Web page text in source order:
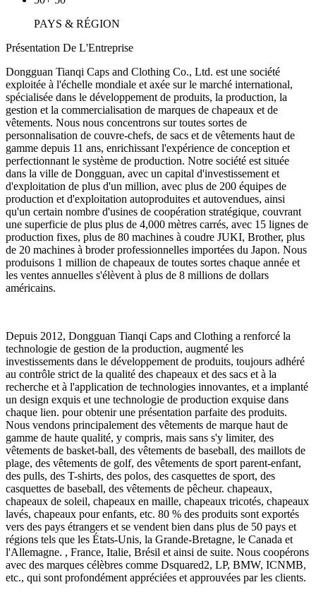
PAYS & RÉGION
Présentation De L'Entreprise
Dongguan Tianqi Caps and Clothing Co., Ltd. est une société
exploitée à l'échelle mondiale et axée sur le marché international,
spécialisée dans le développement de produits, la production, la
gestion et la commercialisation de marques de chapeaux et de
vêtements. Nous nous concentrons sur toutes sortes de
personnalisation de couvre-chefs, de sacs et de vêtements haut de
gamme depuis 11 ans, enrichissant l'expérience de conception et
perfectionnant le système de production. Notre société est située
dans la ville de Dongguan, avec un capital d'investissement et
d'exploitation de plus d'un million, avec plus de 200 équipes de
production et d'exploitation autoproduites et autovendues, ainsi
qu'un certain nombre d'usines de coopération stratégique, couvrant
une superficie de plus plus de 4,000 mètres carrés, avec 15 lignes de
production fixes, plus de 80 machines à coudre JUKI, Brother, plus
de 20 machines à broder professionnelles importées du Japon. Nous
produisons 1 million de chapeaux de toutes sortes chaque année et
les ventes annuelles s'élèvent à plus de 8 millions de dollars
américains.
Depuis 2012, Dongguan Tianqi Caps and Clothing a renforcé la
technologie de gestion de la production, augmenté les
investissements dans le développement de produits, toujours adhéré
au contrôle strict de la qualité des chapeaux et des sacs et à la
recherche et à l'application de technologies innovantes, et a implanté
un design exquis et une technologie de production exquise dans
chaque lien. pour obtenir une présentation parfaite des produits.
Nous vendons principalement des vêtements de marque haut de
gamme de haute qualité, y compris, mais sans s'y limiter, des
vêtements de basket-ball, des vêtements de baseball, des maillots de
plage, des vêtements de golf, des vêtements de sport parent-enfant,
des pulls, des T-shirts, des polos, des casquettes de sport, des
casquettes de baseball, des vêtements de pêcheur. chapeaux,
chapeaux de soleil, chapeaux en maille, chapeaux tricotés, chapeaux
lavés, chapeaux pour enfants, etc. 80 % des produits sont exportés
vers des pays étrangers et se vendent bien dans plus de 50 pays et
régions tels que les États-Unis, la Grande-Bretagne, le Canada et
l'Allemagne. , France, Italie, Brésil et ainsi de suite. Nous coopérons
avec des marques célèbres comme Dsquared2, LP, BMW, ICNMB,
etc., qui sont profondément appréciées et approuvées par les clients.